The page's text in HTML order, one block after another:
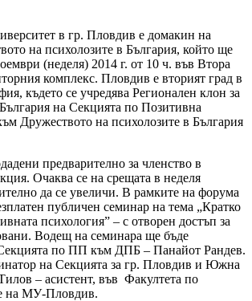
в гр. Пловдив е домакин на
на психолозите в България, който ще
(неделя) 2014 г. от 10 ч. във Втора
комплекс. Пловдив е вторият град в
където се учредява Регионален клон за
на Секцията по Позитивна
Дружеството на психолозите в България
предварително за членство в
Очаква се на срещата в неделя
да се увеличи. В рамките на форума
публичен семинар на тема „Кратко
психология” – с отворен достъп за
Водещ на семинара ще бъде
Секцията по ПП към ДПБ – Панайот Рандев.
на Секцията за гр. Пловдив и Южна
– асистент, във Факултета по
на МУ-Пловдив.